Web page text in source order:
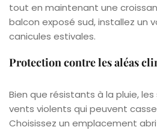
tout en maintenant une
balcon exposé sud, installez un
canicules estivales.
Protection contre les aléas
Bien que résistants à la pluie,
vents violents qui peuvent
Choisissez un emplacement